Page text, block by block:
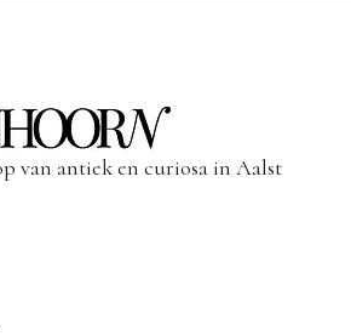
van antiek en curiosa in Aalst